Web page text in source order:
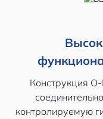
Конструкция
контролируемую